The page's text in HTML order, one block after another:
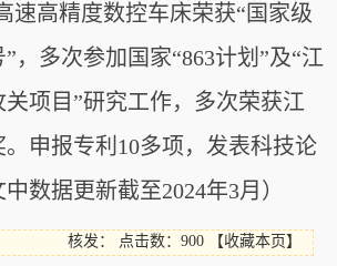
速高精度数控车床荣获“国家级
，多次参加国家“863计划”及“江
项目”研究工作，多次荣获江
申报专利10多项，发表科技论
中数据更新截至2024年3月）
核发： 点击数：900 【收藏本页 】